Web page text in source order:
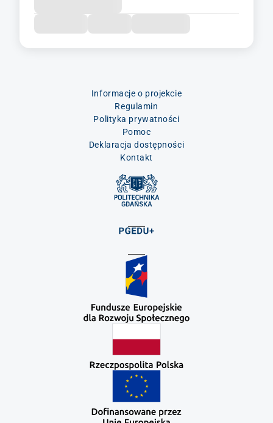
Informacje o projekcie
Regulamin
Polityka prywatności
Pomoc
Deklaracja dostępności
Kontakt